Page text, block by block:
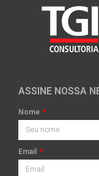
ASSINE NOSSA
Nome
Email